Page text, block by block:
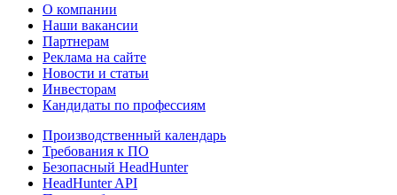
О компании
Наши вакансии
Партнерам
Реклама на сайте
Новости и статьи
Инвесторам
Кандидаты по профессиям
Производственный календарь
Требования к ПО
Безопасный HeadHunter
HeadHunter API